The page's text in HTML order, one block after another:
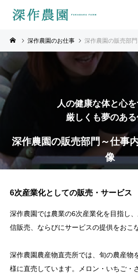
深作農園のお仕事 深作農園の販売部門
深作農園の販売部門～仕事
像
人の健康な体と心
厳しくも夢のあ
6次産業化としての販売・サービス
深作農園では農業の6次産業化を目指し
信販売、ならびにサービスの提供をおこ
深作農園農産物直売所では、旬の農産物
様に直売しています。メロン・いちご・